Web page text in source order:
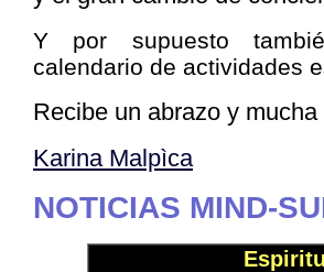
Y por supuesto
calendario de actividades
Recibe un abrazo y mucha
Karina Malpìca
NOTICIAS MIND-